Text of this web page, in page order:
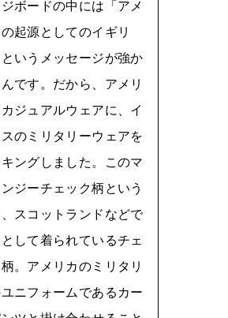
ボードの中には「アメ
起源としてのイギリ
いうメッセージが強か
です。だから、アメリ
ジュアルウェアに、イ
のミリタリーウェアを
キングしました。このマ
ジーチェック柄という
スコットランドなどで
して着られているチェ
。アメリカのミリタリ
ニフォームであるカー